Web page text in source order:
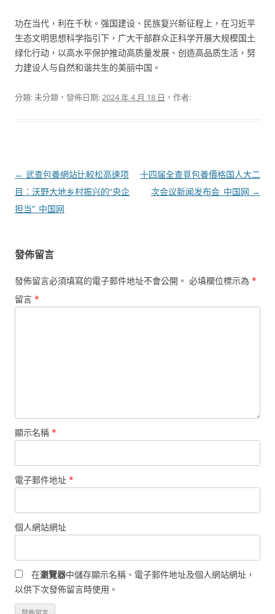
功在当代，利在千秋。强国建设、民族复兴新征程上，在习近平
生态文明思想科学指引下，广大干部群众正科学开展大规模国土
绿化行动，以高水平保护推动高质量发展、创造高品质生活，努
力建设人与自然和谐共生的美丽中国。
分類: 未分類，發佈日期:2024 年 4 月 18 日 ，作者:
文
章
導
← 武查包養網站比較松高速项
目：沃野大地乡村振兴的“央企
担当”_中国网
十四届全查覓包養價格国人大二
次会议新闻发布会_中国网 →
發佈留言
發佈留言必須填寫的電子郵件地址不會公開。 必填欄位標示為 *
留言 *
顯示名稱 *
電子郵件地址 *
個人網站網址
在瀏覽器中儲存顯示名稱、電子郵件地址及個人網站網址，
以供下次發佈留言時使用。